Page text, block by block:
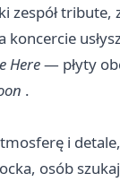
zespół
Here— płyty
.
i
osób